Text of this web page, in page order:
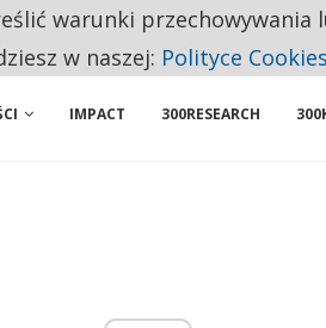
NIE ROZPOCZYNA PRACY
IMPACT 300RESEARCH
warunki
w naszej: Polityce Cookies